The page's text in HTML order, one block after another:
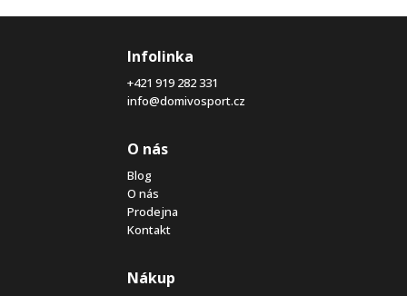
Infolinka
+421 919 282 331
info@domivosport.cz
O nás
Blog
O nás
Prodejna
Kontakt
Nákup